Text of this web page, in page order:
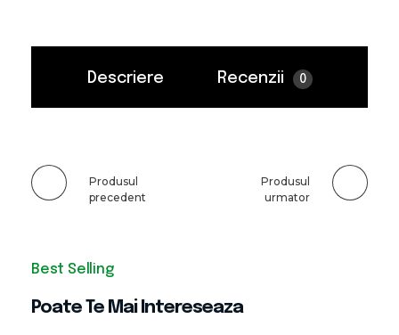
Descriere Recenzii 0
Produsul
precedent
Produsul
urmator
Poate Te Mai Intereseaza